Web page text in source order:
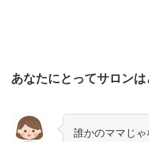
あなたにとってサロン
誰かのママじ